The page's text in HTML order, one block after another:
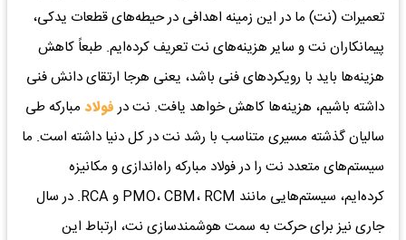
تعمیرات (نت) ما در این زمینه اهدافی در حیطه‌های قطعات یدکی،
پیمانکاران نت و سایر هزینه‌های نت تعریف کرده‌ایم. طبعاً کاهش
هزینه‌ها باید با رویکردهای فنی باشد، یعنی هرجا ارتقای دانش فنی
داشته باشیم، هزینه‌ها کاهش خواهد یافت. نت درفولاد مبارکه طی
سالیان گذشته مسیری متناسب با رشد نت در کل دنیا داشته است. ما
سیستم‌های متعدد نت را در فولاد مبارکه راه‌اندازی و مکانیزه
کرده‌ایم، سیستم‌هایی مانند PMO، CBM، RCM و RCA. در سال
جاری نیز برای حرکت به سمت هوشمندسازی نت، ارتباط این